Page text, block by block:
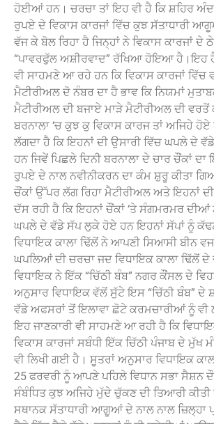
ਹੋਈਆਂ ਹਨ। ਚਰਚਾ ਤਾਂ ਇਹ ਵੀ ਹੈ ਕਿ ਸ਼ਹਿਰ
ਰੁਪਏ ਦੇ ਵਿਕਾਸ ਕਾਰਜਾਂ ਵਿੱਚ ਕੁਝ ਸੱਤਾਧਾਰੀ
ਵੱਜ ਕੇ ਬੋਲ ਰਿਹਾ ਹੈ ਜਿਨ੍ਹਾਂ ਨੇ ਵਿਕਾਸ ਕਾਰਜਾਂ ਦੇ
“ਪਾਵਰਫੁੱਲ ਅਸ਼ੀਰਵਾਦ” ਰੱਖਿਆ ਹੋਇਆ ਹੈ।ਇਹ
ਵੀ ਸਾਹਮਣੇ ਆ ਰਹੇ ਹਨ ਕਿ ਵਿਕਾਸ ਕਾਰਜਾਂ ਵਿੱਚ
ਮੈਟੀਰੀਅਲ ਦੋ ਨੰਬਰ ਦਾ ਹੈ ਭਾਵ ਕਿ ਨਿਯਮਾਂ
ਮੈਟੀਰੀਅਲ ਦੀ ਬਜਾਏ ਮਾੜੇ ਮੈਟੀਰੀਅਲ ਦੀ ਵਰਤੋਂ
ਬਰਨਾਲਾ ‘ਚ ਕੁਝ ਕੁ ਵਿਕਾਸ ਕਾਰਜ ਤਾਂ ਅਜਿਹੇ ਹੋਏ
ਲੱਗਦਾ ਹੈ ਕਿ ਇਹਨਾਂ ਦੀ ਉਸਾਰੀ ਵਿੱਚ ਘਪਲੇ ਦੇ
ਹਨ ਜਿਵੇਂ ਪਿਛਲੇ ਦਿਨੀ ਬਰਨਾਲਾ ਦੇ ਚਾਰ ਚੌਂਕਾਂ
ਰੁਪਏ ਦੇ ਨਾਲ ਨਵੀਨੀਕਰਨ ਦਾ ਕੰਮ ਸ਼ੁਰੂ ਕੀਤਾ
ਚੌਂਕਾਂ ਉੱਪਰ ਲੱਗ ਰਿਹਾ ਮੈਟੀਰੀਅਲ ਅਤੇ ਇਹਨਾਂ
ਦੱਸ ਰਹੀ ਹੈ ਕਿ ਇਹਨਾਂ ਚੌਂਕਾਂ ‘ਤੇ ਸੰਗਮਰਮਰ
ਘਪਲੇ ਦੇ ਵੱਡੇ ਸੱਪ ਲੁਕੇ ਹੋਏ ਹਨ ਇਹਨਾਂ ਸੱਪਾਂ ਨੂੰ
ਵਿਧਾਇਕ ਕਾਲਾ ਢਿੱਲੋਂ ਨੇ ਆਪਣੀ ਸਿਆਸੀ ਬੀਨ
ਘਪਲਿਆਂ ਦੀ ਚਰਚਾ ਜਦ ਵਿਧਾਇਕ ਕਾਲਾ ਢਿੱਲੋਂ ਦੇ
ਵਿਧਾਇਕ ਨੇ ਇੱਕ “ਚਿੱਠੀ ਬੰਬ” ਨਗਰ ਕੌਂਸਲ ਦੇ
ਅਨੁਸਾਰ ਵਿਧਾਇਕ ਵੱਲੋਂ ਸੁੱਟੇ ਇਸ “ਚਿੱਠੀ ਬੰਬ”
ਵੱਡੇ ਅਫਸਰਾਂ ਤੋਂ ਇਲਾਵਾ ਛੋਟੇ ਕਰਮਚਾਰੀਆਂ ਨੂੰ ਵੀ
ਇਹ ਜਾਣਕਾਰੀ ਵੀ ਸਾਹਮਣੇ ਆ ਰਹੀ ਹੈ ਕਿ
ਵਿਕਾਸ ਕਾਰਜਾਂ ਸਬੰਧੀ ਇੱਕ ਚਿੱਠੀ ਪੰਜਾਬ ਦੇ ਮੁੱਖ
ਵੀ ਲਿਖੀ ਗਈ ਹੈ। ਸੂਤਰਾਂ ਅਨੁਸਾਰ ਵਿਧਾਇਕ
25 ਫਰਵਰੀ ਨੂੰ ਆਪਣੇ ਪਹਿਲੇ ਵਿਧਾਨ ਸਭਾ ਸੈਸ਼ਨ
ਸੰਬੰਧਿਤ ਕੁਝ ਅਜਿਹੇ ਮੁੱਦੇ ਚੁੱਕਣ ਦੀ ਤਿਆਰੀ ਕੀਤੀ
ਸਥਾਨਕ ਸੱਤਾਧਾਰੀ ਆਗੂਆਂ ਦੇ ਨਾਲ ਨਾਲ